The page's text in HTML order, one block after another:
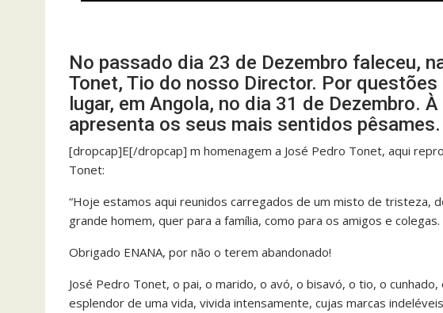
No passado dia 23 de Dezembro faleceu,
Tonet, Tio do nosso Director. Por
lugar, em Angola, no dia 31 de Dezembro.
apresenta os seus mais sentidos pêsames.
[dropcap]E[/dropcap] m homenagem a José Pedro Tonet, aqui
Tonet:
“Hoje estamos aqui reunidos carregados de um misto de tristeza,
grande homem, quer para a família, como para os amigos e colegas.
Obrigado ENANA, por não o terem abandonado!
José Pedro Tonet, o pai, o marido, o avó, o bisavó, o tio, o
esplendor de uma vida, vivida intensamente, cujas marcas